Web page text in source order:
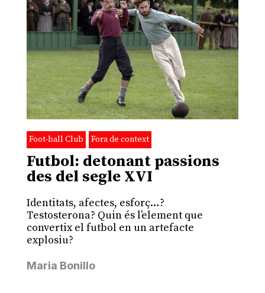
Foot-ball Club Fora de context
Futbol: detonant passions
des del segle XVI
Identitats, afectes, esforç…?
Testosterona? Quin és l’element que
convertix el futbol en un artefacte
explosiu?
Maria Bonillo